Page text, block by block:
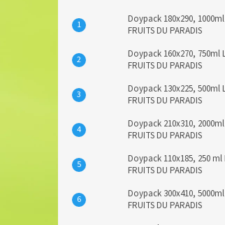
Doypack 180x290, 1000ml
FRUITS DU PARADIS
Doypack 160x270, 750ml
FRUITS DU PARADIS
Doypack 130x225, 500ml
FRUITS DU PARADIS
Doypack 210x310, 2000ml
FRUITS DU PARADIS
Doypack 110x185, 250 ml
FRUITS DU PARADIS
Doypack 300x410, 5000ml
FRUITS DU PARADIS